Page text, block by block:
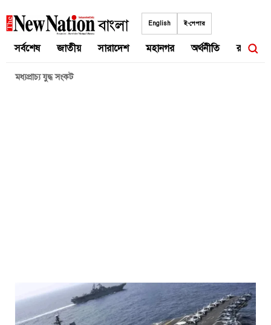
to
English ই-পেপার
সর্বশেষ জাতীয় সারাদেশ মহানগর অর্থনীতি রাজনীতি
মধ্যপ্রাচ্য যুদ্ধ সংকট